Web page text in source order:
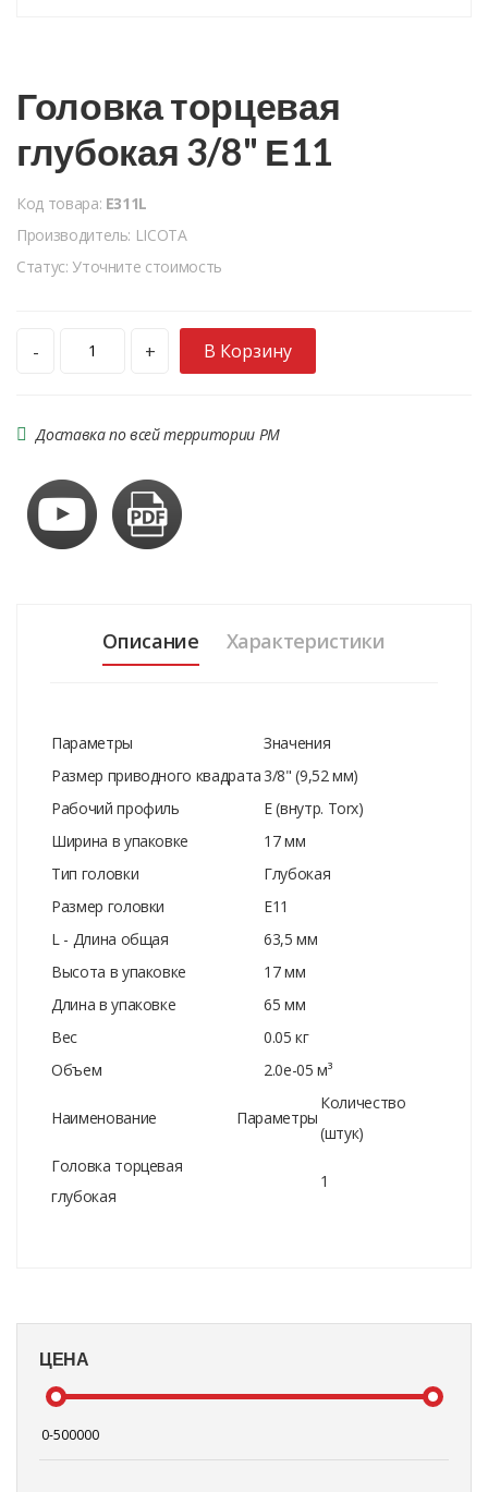
ЦЕНА
Головка торцевая
глубокая 3/8" Е11
Код товара: E311L
Производитель: LICOTA
Статус: Уточните стоимость
- + В Корзину
Доставка по всей территории РМ
Описание Характеристики
Параметры
Значения
Размер приводного квадрата 3/8" (9,52 мм)
Рабочий профиль
E (внутр. Torx)
Ширина в упаковке
17 мм
Тип головки
Глубокая
Размер головки
Е11
L - Длина общая
63,5 мм
Высота в упаковке
17 мм
Длина в упаковке
65 мм
Вес
0.05 кг
Объем
2.0e-05 м³
Наименование Параметры
Количество
(штук)
Головка торцевая
глубокая
1